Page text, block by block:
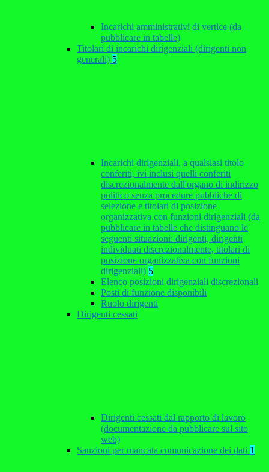
Incarichi amministrativi di vertice (da
pubblicare in tabelle)
Titolari di incarichi dirigenziali (dirigenti non
generali) 5
Incarichi dirigenziali, a qualsiasi titolo
conferiti, ivi inclusi quelli conferiti
discrezionalmente dall'organo di indirizzo
politico senza procedure pubbliche di
selezione e titolari di posizione
organizzativa con funzioni dirigenziali (da
pubblicare in tabelle che distinguano le
seguenti situazioni: dirigenti, dirigenti
individuati discrezionalmente, titolari di
posizione organizzativa con funzioni
dirigenziali) 5
Elenco posizioni dirigenziali discrezionali
Posti di funzione disponibili
Ruolo dirigenti
Dirigenti cessati
Dirigenti cessati dal rapporto di lavoro
(documentazione da pubblicare sul sito
web)
Sanzioni per mancata comunicazione dei dati 1